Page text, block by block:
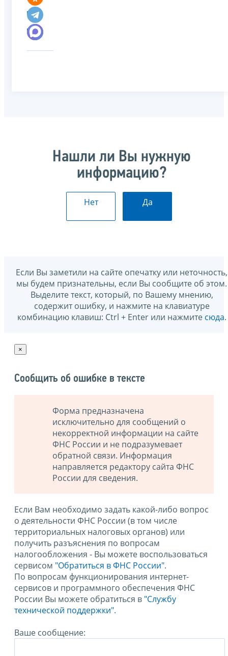
Нашли ли Вы нужную
информацию?
Нет Да
Если Вы заметили на сайте опечатку или неточность,
мы будем признательны, если Вы сообщите об этом.
Выделите текст, который, по Вашему мнению,
содержит ошибку, и нажмите на клавиатуре
комбинацию клавиш: Ctrl + Enter или нажмите сюда.
×
Сообщить об ошибке в тексте
Форма предназначена
исключительно для сообщений о
некорректной информации на сайте
ФНС России и не подразумевает
обратной связи. Информация
направляется редактору сайта ФНС
России для сведения.
Если Вам необходимо задать какой-либо вопрос
о деятельности ФНС России (в том числе
территориальных налоговых органов) или
получить разъяснения по вопросам
налогообложения - Вы можете воспользоваться
сервисом "Обратиться в ФНС России".
По вопросам функционирования интернет-
сервисов и программного обеспечения ФНС
России Вы можете обратиться в "Службу
технической поддержки".
Ваше сообщение: